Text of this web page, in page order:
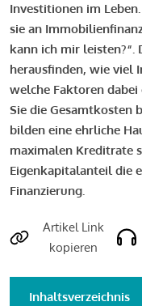
Investitionen im
sie an
kann ich mir leisten?“.
herausfinden, wie viel
welche Faktoren
Sie die Gesamtkosten
bilden eine ehrliche
maximalen Kreditrate
Eigenkapitalanteil die
Finanzierung.
Artikel Link
kopieren
Inhaltsverzeichnis